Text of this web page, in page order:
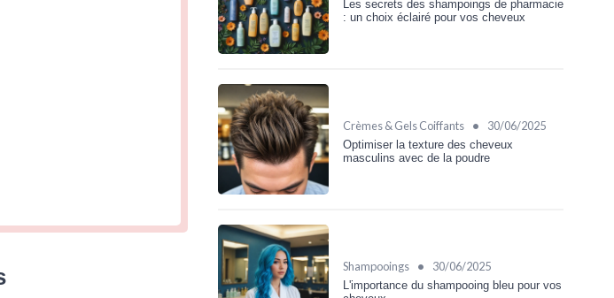
Les secrets des shampoings de pharmacie
: un choix éclairé pour vos cheveux
Crèmes & Gels Coiffants • 30/06/2025
Optimiser la texture des cheveux
masculins avec de la poudre
Shampooings • 30/06/2025
L'importance du shampooing bleu pour vos